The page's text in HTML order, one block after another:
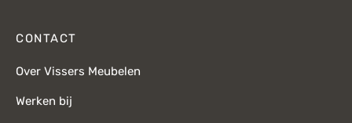
CONTACT
Over Vissers Meubelen
Werken bij